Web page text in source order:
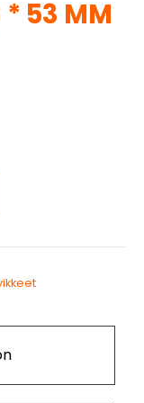
* 53 MM